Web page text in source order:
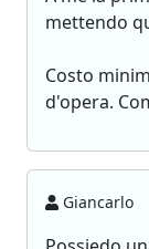
mettendo
Costo
d'opera.
Giancarlo